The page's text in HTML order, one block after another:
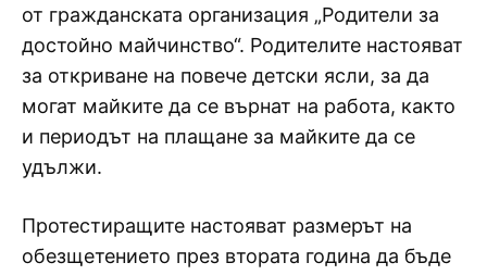
от гражданската организация „Родители за
достойно майчинство“. Родителите настояват
за откриване на повече детски ясли, за да
могат майките да се върнат на работа, както
и периодът на плащане за майките да се
удължи.
Протестиращите настояват размерът на
обезщетението през втората година да бъде